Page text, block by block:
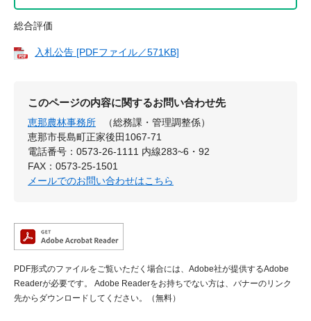
総合評価
入札公告 [PDFファイル／571KB]
このページの内容に関するお問い合わせ先
恵那農林事務所
（総務課・管理調整係）
恵那市長島町正家後田1067-71
電話番号：0573-26-1111 内線283~6・92
FAX：0573-25-1501
メールでのお問い合わせはこちら
PDF形式のファイルをご覧いただく場合には、Adobe社が提供するAdobe
Readerが必要です。
Adobe Readerをお持ちでない方は、バナーのリンク
先からダウンロードしてください。（無料）